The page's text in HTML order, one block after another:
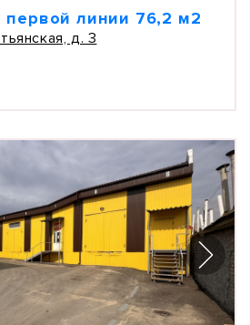
линии 76,2 м2
д. 3